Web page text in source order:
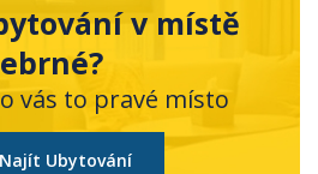
v místě
vás to pravé místo
Najít Ubytování